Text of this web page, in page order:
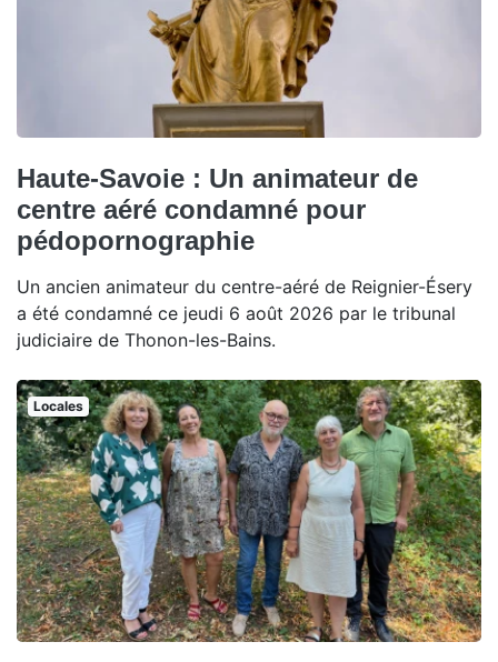
Haute-Savoie : Un animateur de
centre aéré condamné pour
pédopornographie
Un ancien animateur du centre-aéré de Reignier-Ésery
a été condamné ce jeudi 6 août 2026 par le tribunal
judiciaire de Thonon-les-Bains.
Locales